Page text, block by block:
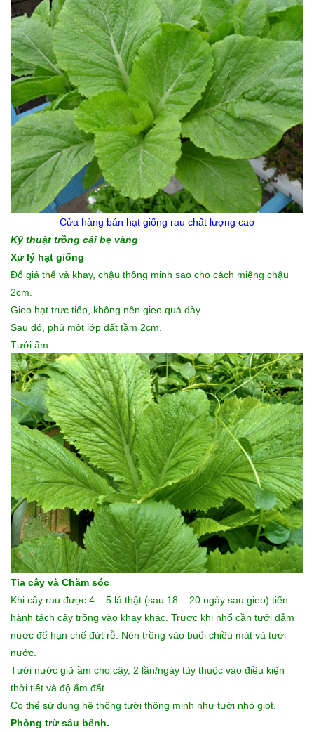
Cửa hàng bán hạt giống rau chất lượng cao
Kỹ thuật trồng cải bẹ vàng
Xử lý hạt giống
Đổ giá thể và khay, chậu thông minh sao cho cách miệng chậu
2cm.
Gieo hạt trực tiếp, không nên gieo quá dày.
Sau đó, phủ một lớp đất tầm 2cm.
Tưới ẩm
Tỉa cây và Chăm sóc
Khi cây rau được 4 – 5 lá thật (sau 18 – 20 ngày sau gieo) tiến
hành tách cây trồng vào khay khác. Trươc khi nhổ cần tưới đẫm
nước để hạn chế đứt rễ. Nên trồng vào buổi chiều mát và tưới
nước.
Tưới nước giữ ầm cho cây, 2 lần/ngày tùy thuộc vào điều kiện
thời tiết và độ ẩm đất.
Có thể sử dụng hệ thống tưới thông minh như tưới nhỏ giọt.
Phòng trừ sâu bênh.